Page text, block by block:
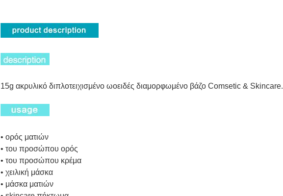
15g ακρυλικό διπλοτειχισμένο ωοειδές διαμορφωμένο βάζο Comsetic & Skincare.
• ορός ματιών
• του προσώπου ορός
• του προσώπου κρέμα
• χειλική μάσκα
• μάσκα ματιών